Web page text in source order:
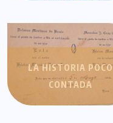
LA HISTORIA POCO
CONTADA